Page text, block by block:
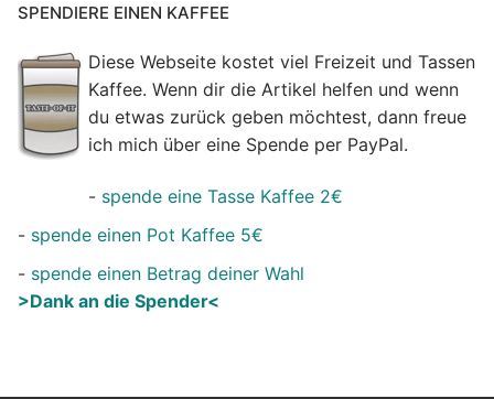
SPENDIERE EINEN KAFFEE
Diese Webseite kostet viel Freizeit und Tassen
Kaffee. Wenn dir die Artikel helfen und wenn
du etwas zurück geben möchtest, dann freue
ich mich über eine Spende per PayPal.
- spende eine Tasse Kaffee 2€
- spende einen Pot Kaffee 5€
- spende einen Betrag deiner Wahl
>Dank an die Spender<